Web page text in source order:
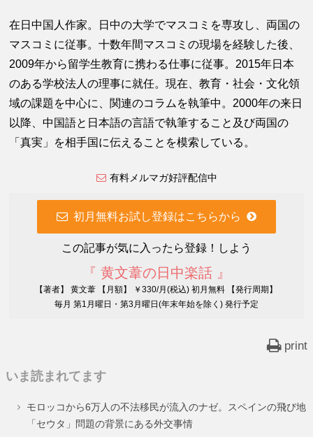
在日中国人作家。日中の大学でマスコミを専攻し、両国の
マスコミに従事。十数年間マスコミの現場を経験した後、
2009年から留学生教育に携わる仕事に従事。2015年日本
のある学校法人の理事に就任。現在、教育・社会・文化領
域の課題を中心に、関連のコラムを執筆中。2000年の来日
以降、中国語と日本語の言語で執筆すること及び両国の
「真実」を相手国に伝えることを模索している。
有料メルマガ好評配信中
初月無料お試し登録はこちらから
この記事が気に入ったら登録！しよう
『 黄文葦の日中楽話 』
【著者】 黄文葦 【月額】 ￥330/月(税込) 初月無料 【発行周期】
毎月 第1月曜日・第3月曜日(年末年始を除く) 発行予定
print
いま読まれてます
モロッコから6万人の不法移民が流入のナゼ。スペインの飛び地
「セウタ」問題の背景にある外交事情